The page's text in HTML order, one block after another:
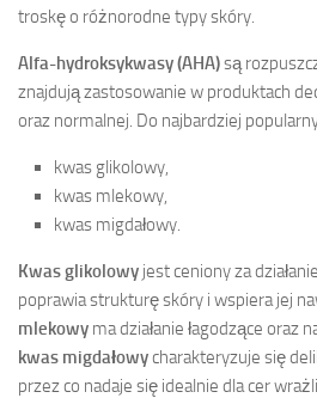
troskę o różnorodne typy skóry.
Alfa-hydroksykwasy (AHA)są
znajdują zastosowanie w produktach
oraz normalnej. Do najbardziej
kwas glikolowy,
kwas mlekowy,
kwas migdałowy.
Kwas glikolowy jest ceniony za
poprawia strukturę skóry i wspiera jej
mlekowy ma działanie łagodzące oraz
kwas migdałowycharakteryzuje się
przez co nadaje się idealnie dla cer